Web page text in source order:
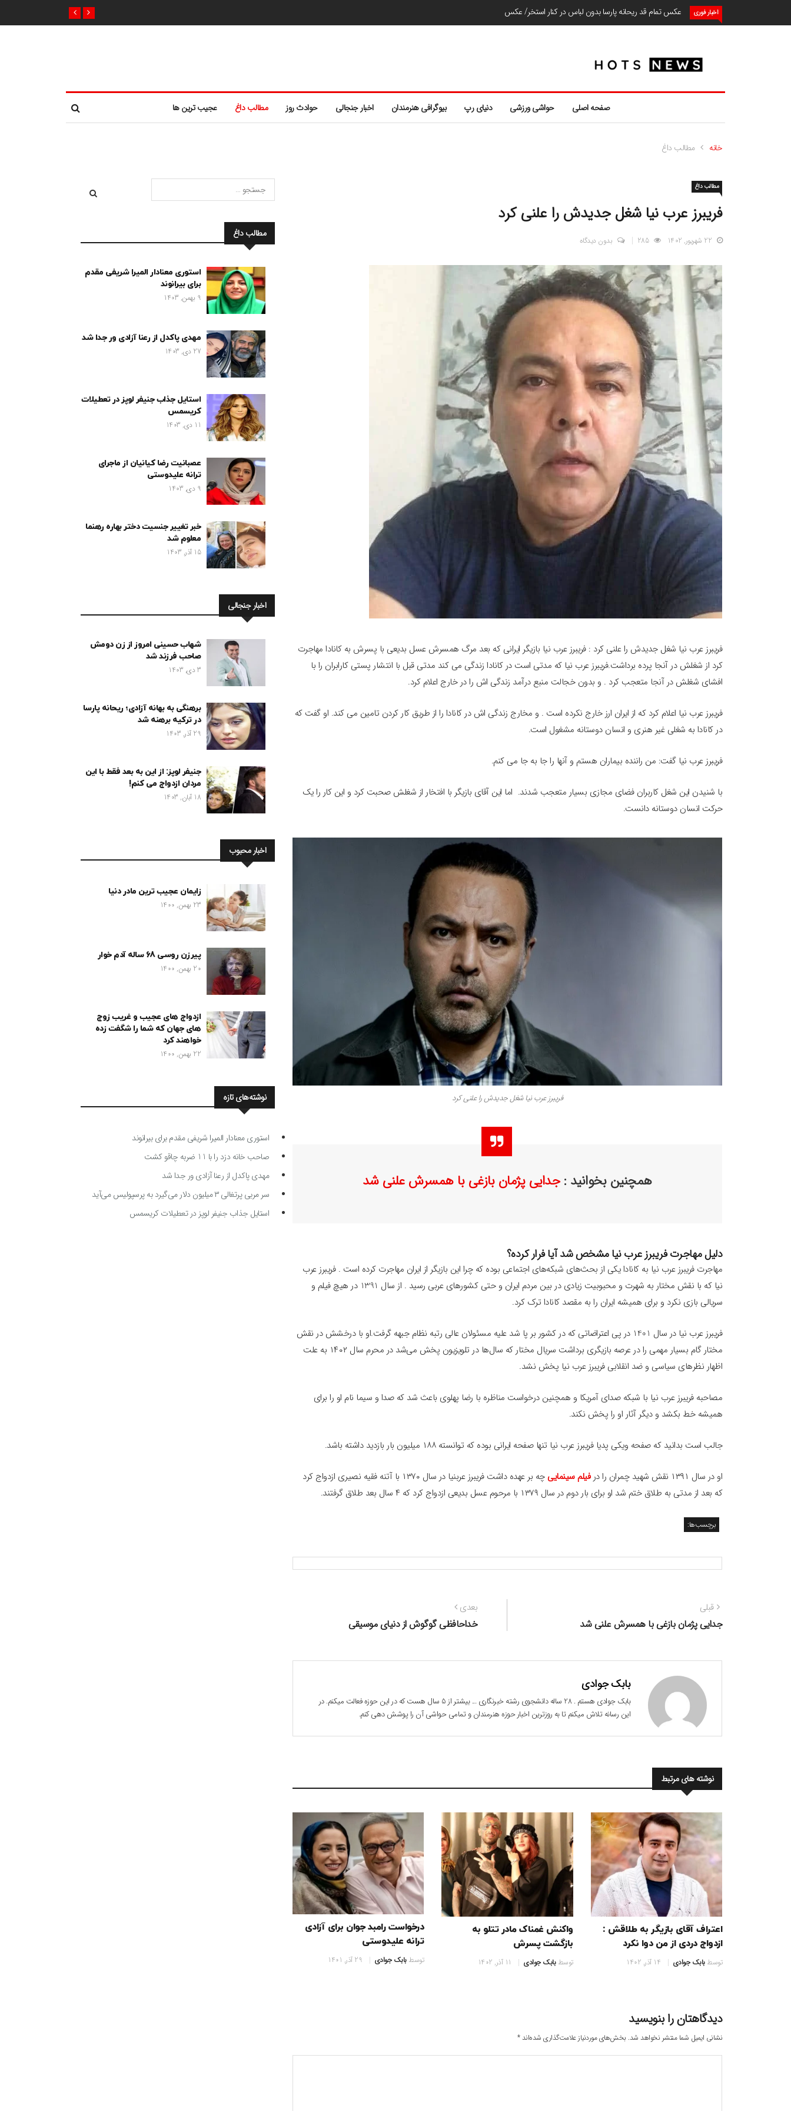
اخبار فوری عکس تمام قد ریحانه پارسا بدون لباس در کنار استخر/ عکس
صفحه اصلی حواشی ورزشی دنیای رپ بیوگرافی هنرمندان اخبار جنجالی حوادث روز مطالب داغ عجیب ترین ها
خانه مطالب داغ
مطالب داغ
فریبرز عرب نیا شغل جدیدش را علنی کرد
22 شهریور, 1402 285 بدون دیدگاه
فریبرز عرب نیا شغل جدیدش را علنی کرد : فریبرز عرب نیا بازیگر ایرانی که بعد مرگ همسرش عسل بدیعی با پسرش به کانادا مهاجرت
کرد از شغلش در آنجا پرده برداشت.فریبرز عرب نیا که مدتی است در کانادا زندگی می کند مدتی قبل با انتشار پستی کارابران را با
افشای شغلش در آنجا متعجب کرد . و بدون خجالت منبع درآمد زندگی اش را در خارج اعلام کرد.
فریبرز عرب نیا اعلام کرد که از ایران ارز خارج نکرده است . و مخارج زندگی اش در کانادا را از طریق کار کردن تامین می کند. او گفت که
در کانادا به شغلی غیر هنری و انسان دوستانه مشغول است.
فریبرز عرب نیا گفت: من راننده بیماران هستم و آنها را جا به جا می کنم.
با شنیدن این شغل کاربران فضای مجازی بسیار متعجب شدند. اما این آقای بازیگر با افتخار از شغلش صحبت کرد و این کار را یک
حرکت انسان دوستانه دانست.
فریبرز عرب نیا شغل جدیدش را علنی کرد
همچنین بخوانید :جدایی پژمان بازغی با همسرش علنی شد
دلیل مهاجرت فریبرز عرب نیا مشخص شد آیا فرار کرده؟
مهاجرت فریبرز عرب نیا به کانادا یکی از بحث‌های شبکه‌های اجتماعی بوده که چرا این بازیگر از ایران مهاجرت کرده است . فریبرز عرب
نیا که با نقش مختار به شهرت و محبوبیت زیادی در بین مردم ایران و حتی کشورهای عربی رسید . از سال 1391 در هیچ فیلم و
سریالی بازی نکرد و برای همیشه ایران را به مقصد کانادا ترک کرد.
فریبرز عرب نیا در سال 1401 در پی اعتراضاتی که در کشور بر پا شد علیه مسئولان عالی رتبه نظام جبهه گرفت.او با درخشش در نقش
مختار گام بسیار مهمی را در عرصه بازیگری برداشت سریال مختار که سال‌ها در تلویزیون پخش می‌شد در محرم سال ۱۴۰۲ به علت
اظهار نظرهای سیاسی و ضد انقلابی فریبرز عرب نیا پخش نشد.
مصاحبه فریبرز عرب نیا با شبکه صدای آمریکا و همچنین درخواست مناظره با رضا پهلوی باعث شد که صدا و سیما نام او را برای
همیشه خط بکشد و دیگر آثار او را پخش نکند.
جالب است بدانید که صفحه ویکی پدیا فریبرز عرب نیا تنها صفحه ایرانی بوده که توانسته ۱۸۸ میلیون بار بازدید داشته باشد.
او در سال ۱۳۹۱ نقش شهید چمران را در فیلم سینمایی
چه بر عهده داشت فریبرز عربنیا در سال ۱۳۷۰ با آتنه فقیه نصیری ازدواج کرد
که بعد از مدتی به طلاق ختم شد او برای بار دوم در سال ۱۳۷۹ با مرحوم عسل بدیعی ازدواج کرد که ۴ سال بعد طلاق گرفتند.
برچسب‌ها:
راهبری
نوشته
قبلی
قبلی:
جدایی پژمان بازغی با همسرش علنی شد
بعدی
بعدی:
خداحافظی گوگوش از دنیای موسیقی
بابک جوادی
بابک جوادی هستم . 28 ساله دانشجوی رشته خبرنگاری ... بیشتر از 5 سال هست که در این حوزه فعالت میکنم. در
این رسانه تلاش میکنم تا به روزترین اخبار حوزه هنرمندان و تمامی حواشی آن را پوشش دهی کنم.
نوشته های مرتبط
اعتراف آقای بازیگر به طلاقش :
ازدواج دردی از من دوا نکرد
توسطبابک جوادی 14 آذر, 1402
واکنش غمناک مادر تتلو به
بازگشت پسرش
توسطبابک جوادی 11 آذر, 1402
درخواست رامبد جوان برای آزادی
ترانه علیدوستی
توسطبابک جوادی 29 آذر, 1401
دیدگاهتان را بنویسید
نشانی ایمیل شما منتشر نخواهد شد. بخش‌های موردنیاز علامت‌گذاری شده‌اند*
مطالب داغ
استوری معنادار المیرا شریفی مقدم
برای بیرانوند
9 بهمن, 1403
مهدی پاکدل از رعنا آزادی ور جدا شد
27 دی, 1403
استایل جذاب جنیفر لوپز در تعطیلات
کریسمس
11 دی, 1403
عصبانیت رضا کیانیان از ماجرای
ترانه علیدوستی
9 دی, 1403
خبر تغییر جنسیت دختر بهاره رهنما
معلوم شد
15 آذر, 1403
اخبار جنجالی
شهاب حسینی امروز از زن دومش
صاحب فرزند شد
3 دی, 1403
برهنگی به بهانه آزادی؛ ریحانه پارسا
در ترکیه برهنه شد
29 آذر, 1403
جنیفر لوپز: از این به بعد فقط با این
مردان ازدواج می کنم!
18 آبان, 1403
اخبار محبوب
زایمان عجیب ترین مادر دنیا
23 بهمن, 1400
پیرزن روسی 68 ساله آدم خوار
20 بهمن, 1400
ازدواج های عجیب و غریب زوج
های جهان که شما را شگفت زده
خواهند کرد
22 بهمن, 1400
نوشته‌های تازه
استوری معنادار المیرا شریفی مقدم برای بیرانوند
صاحب خانه دزد را با 11 ضربه چاقو کشت
مهدی پاکدل از رعنا آزادی ور جدا شد
سر مربی پرتغالی ۳ میلیون دلار می‌گیرد به پرسپولیس می‌آید
استایل جذاب جنیفر لوپز در تعطیلات کریسمس